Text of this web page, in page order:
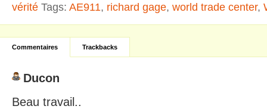
vérité Tags: AE911, richard gage, world trade center,
Commentaires Trackbacks
Ducon
Beau travail..